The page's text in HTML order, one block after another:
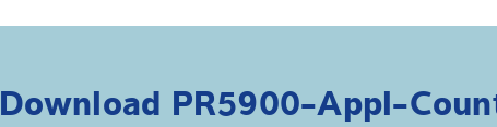
Download PR5900-Appl-